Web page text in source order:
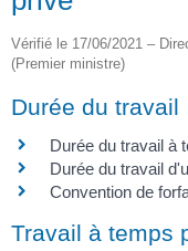
Vérifié le 17/06/2021 –
(Premier ministre)
Durée du travail
Durée du travail à
Durée du travail
Convention de
Travail à temps